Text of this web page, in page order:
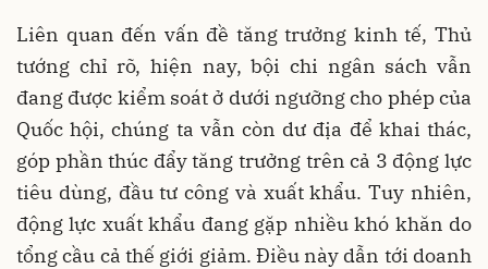
Liên quan đến vấn đề tăng trưởng kinh tế, Thủ
tướng chỉ rõ, hiện nay, bội chi ngân sách vẫn
đang được kiểm soát ở dưới ngưỡng cho phép của
Quốc hội, chúng ta vẫn còn dư địa để khai thác,
góp phần thúc đẩy tăng trưởng trên cả 3 động lực
tiêu dùng, đầu tư công và xuất khẩu. Tuy nhiên,
động lực xuất khẩu đang gặp nhiều khó khăn do
tổng cầu cả thế giới giảm. Điều này dẫn tới doanh